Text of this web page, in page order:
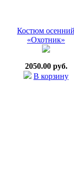
Костюм
«Охотник»
2050.00 руб.
В корзину